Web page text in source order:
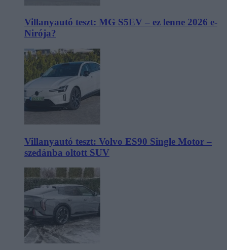
Villanyautó teszt: MG S5EV – ez lenne 2026 e-
Nirója?
Villanyautó teszt: Volvo ES90 Single Motor –
szedánba oltott SUV